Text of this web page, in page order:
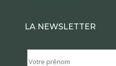
LA NEWSLETTER